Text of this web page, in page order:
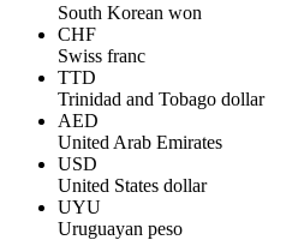
South Korean won
CHF
Swiss franc
TTD
Trinidad and Tobago dollar
AED
United Arab Emirates
USD
United States dollar
UYU
Uruguayan peso